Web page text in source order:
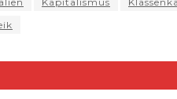
t
Li
k